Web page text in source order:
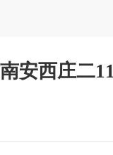
安西庄二